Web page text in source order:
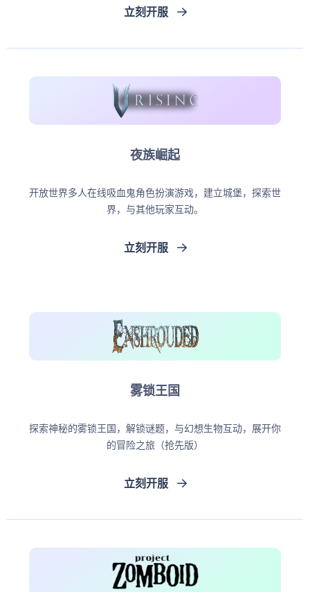
立刻开服
夜族崛起
开放世界多人在线吸血鬼角色扮演游戏，建立城堡，探索世
界，与其他玩家互动。
立刻开服
雾锁王国
探索神秘的雾锁王国，解锁谜题，与幻想生物互动，展开你
的冒险之旅（抢先版）
立刻开服